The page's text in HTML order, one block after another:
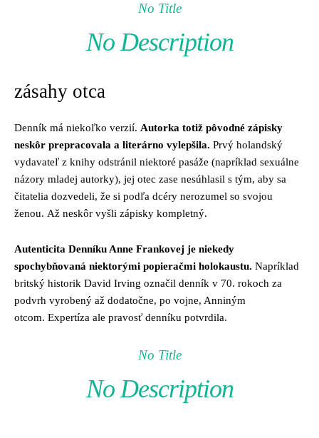
No Title
No Description
zásahy otca
Denník má niekoľko verzií. Autorka totiž pôvodné zápisky
neskôr prepracovala a literárno vylepšila. Prvý holandský
vydavateľ z knihy odstránil niektoré pasáže (napríklad sexuálne
názory mladej autorky), jej otec zase nesúhlasil s tým, aby sa
čitatelia dozvedeli, že si podľa dcéry nerozumel so svojou
ženou. Až neskôr vyšli zápisky kompletný.
Autenticita Denníku Anne Frankovej je niekedy
spochybňovaná niektorými popieračmi holokaustu. Napríklad
britský historik David Irving označil denník v 70. rokoch za
podvrh vyrobený až dodatočne, po vojne, Anniným
otcom. Expertíza ale pravosť denníku potvrdila.
No Title
No Description